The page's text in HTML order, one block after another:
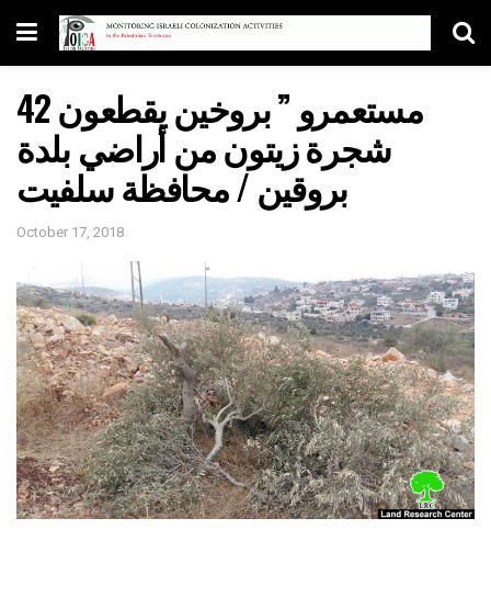
مستعمرو ” بروخين يقطعون 42
شجرة زيتون من أراضي بلدة
بروقين / محافظة سلفيت
October 17, 2018